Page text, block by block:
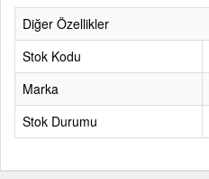
Diğer Özellikler
Stok Kodu
Marka
Stok Durumu